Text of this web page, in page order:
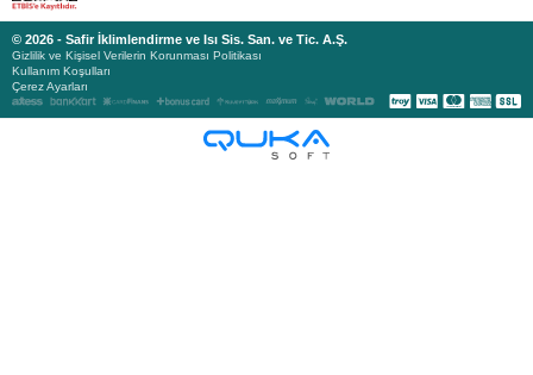
© 2026 - Safir İklimlendirme ve Isı Sis. San. ve Tic. A.Ş.
Gizlilik ve Kişisel Verilerin Korunması Politikası
Kullanım Koşulları
Çerez Ayarları